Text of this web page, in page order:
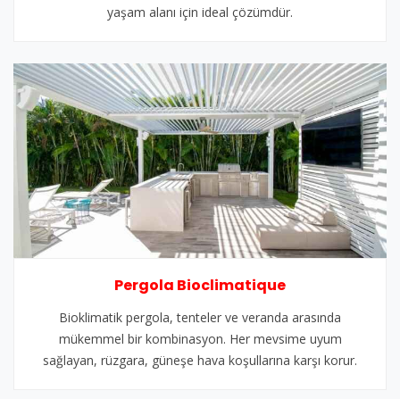
yaşam alanı için ideal çözümdür.
Pergola Bioclimatique
Bioklimatik pergola, tenteler ve veranda arasında
mükemmel bir kombinasyon. Her mevsime uyum
sağlayan, rüzgara, güneşe hava koşullarına karşı korur.